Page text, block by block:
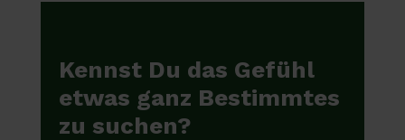
Kennst Du das Gefühl
etwas ganz Bestimmtes
zu suchen?